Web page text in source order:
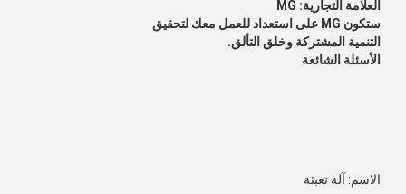
العلامة التجارية: MG
ستكون MG على استعداد للعمل معك لتحقيق
التنمية المشتركة وخلق التألق.
الأسئلة الشائعة
الاسم: آلة تعبئة